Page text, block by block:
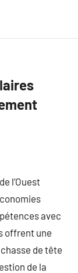
l’Ouest
avec
offrent une
de tête
de la